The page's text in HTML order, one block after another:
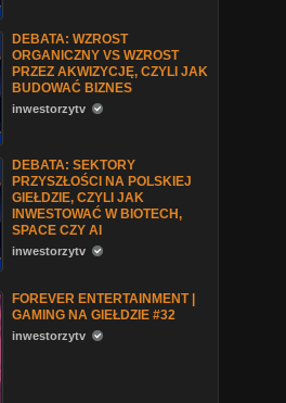
DEBATA: WZROST
ORGANICZNY VS WZROST
PRZEZ AKWIZYCJĘ, CZYLI JAK
BUDOWAĆ BIZNES
inwestorzytv
DEBATA: SEKTORY
PRZYSZŁOŚCI NA POLSKIEJ
GIEŁDZIE, CZYLI JAK
INWESTOWAĆ W BIOTECH,
SPACE CZY AI
inwestorzytv
FOREVER ENTERTAINMENT |
GAMING NA GIEŁDZIE #32
inwestorzytv